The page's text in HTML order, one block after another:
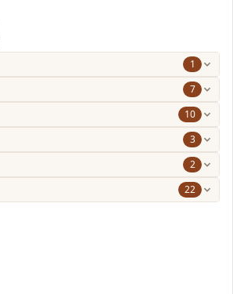
1
7
10
3
2
22